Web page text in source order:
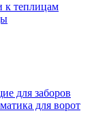
к теплицам
для заборов
для ворот